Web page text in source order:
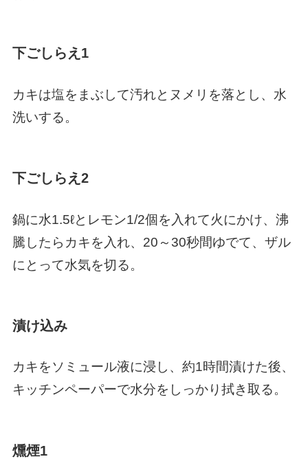
下ごしらえ1
カキは塩をまぶして汚れとヌメリを落とし、水
洗いする。
下ごしらえ2
鍋に水1.5ℓとレモン1/2個を入れて火にかけ、沸
騰したらカキを入れ、20～30秒間ゆでて、ザル
にとって水気を切る。
漬け込み
カキをソミュール液に浸し、約1時間漬けた後、
キッチンペーパーで水分をしっかり拭き取る。
燻煙1